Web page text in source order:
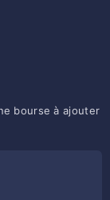
bourse à ajouter